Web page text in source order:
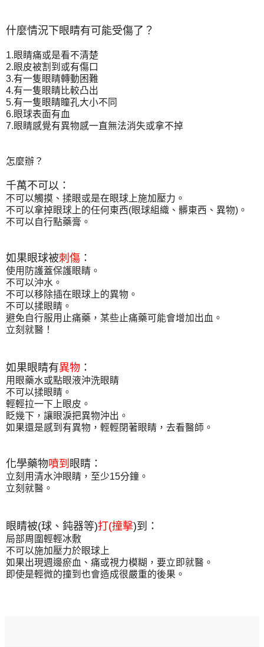
什麼情況下眼睛有可能受傷了？
1.眼睛痛或是看不清楚
2.眼皮被割到或有傷口
3.有一隻眼睛轉動困難
4.有一隻眼睛比較凸出
5.有一隻眼睛瞳孔大小不同
6.眼球表面有血
7.眼睛感覺有異物感一直無法消失或拿不掉
怎麼辦？
千萬不可以：
不可以觸摸、揉眼或是在眼球上施加壓力。
不可以拿掉眼球上的任何東西(眼球組織、髒東西、異物)。
不可以自行點藥膏。
如果眼球被刺傷 ：
使用防護蓋保護眼睛。
不可以沖水。
不可以移除插在眼球上的異物。
不可以揉眼睛。
避免自行服用止痛藥，某些止痛藥可能會增加出血。
立刻就醫！
如果眼睛有異物 ：
用眼藥水或點眼液沖洗眼睛
不可以揉眼睛。
輕輕拉一下上眼皮。
眨幾下，讓眼淚把異物沖出。
如果還是感到有異物，輕輕閉著眼睛，去看醫師。
化學藥物噴到 眼睛：
立刻用清水沖眼睛，至少15分鐘。
立刻就醫。
眼睛被(球、鈍器等)打(撞擊)到：
局部周圍輕輕冰敷
不可以施加壓力於眼球上
如果出現週邊瘀血、痛或視力模糊，要立即就醫。
即使是輕微的撞到也會造成很嚴重的後果。